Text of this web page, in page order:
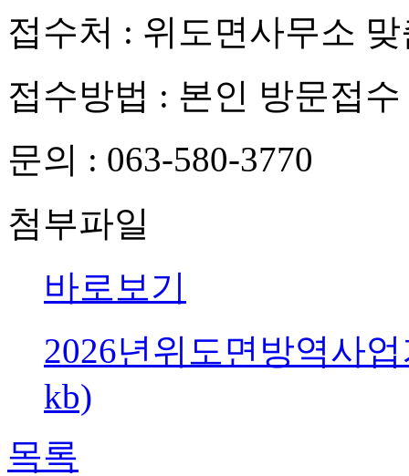
접수처 : 위도면사무소
접수방법 : 본인 방문접수
문의 : 063-580-3770
첨부파일
바로보기
2026년위도면방역사
kb)
목록